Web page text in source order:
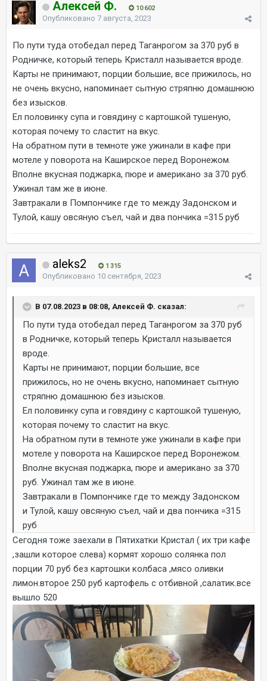
Алексей Ф. 10 602
Опубликовано 7 августа, 2023
По пути туда отобедал перед Таганрогом за 370 руб в
Родничке, который теперь Кристалл называется вроде.
Карты не принимают, порции большие, все прижилось, но
не очень вкусно, напоминает сытную стряпню домашнюю
без изысков.
Ел половинку супа и говядину с картошкой тушеную,
которая почему то сластит на вкус.
На обратном пути в темноте уже ужинали в кафе при
мотеле у поворота на Каширское перед Воронежом.
Вполне вкусная поджарка, пюре и американо за 370 руб.
Ужинал там же в июне.
Завтракали в Помпончике где то между Задонском и
Тулой, кашу овсяную съел, чай и два пончика =315 руб
aleks2 1 315
Опубликовано 10 сентября, 2023
В 07.08.2023 в 08:08, Алексей Ф. сказал:
По пути туда отобедал перед Таганрогом за 370 руб
в Родничке, который теперь Кристалл называется
вроде.
Карты не принимают, порции большие, все
прижилось, но не очень вкусно, напоминает сытную
стряпню домашнюю без изысков.
Ел половинку супа и говядину с картошкой тушеную,
которая почему то сластит на вкус.
На обратном пути в темноте уже ужинали в кафе при
мотеле у поворота на Каширское перед Воронежом.
Вполне вкусная поджарка, пюре и американо за 370
руб. Ужинал там же в июне.
Завтракали в Помпончике где то между Задонском
и Тулой, кашу овсяную съел, чай и два пончика =315
руб
Сегодня тоже заехали в Пятихатки Кристал ( их три кафе
,зашли которое слева) кормят хорошо солянка пол
порции 70 руб без картошки колбаса ,мясо оливки
лимон.второе 250 руб картофель с отбивной ,салатик.все
вышло 520